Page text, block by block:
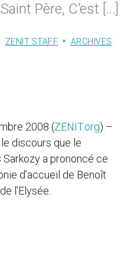
Père, C’est […]
ZENIT STAFF ARCHIVES
2008 (ZENIT.org) –
discours que le
a prononcé ce
d’accueil de Benoît
l’Elysée.